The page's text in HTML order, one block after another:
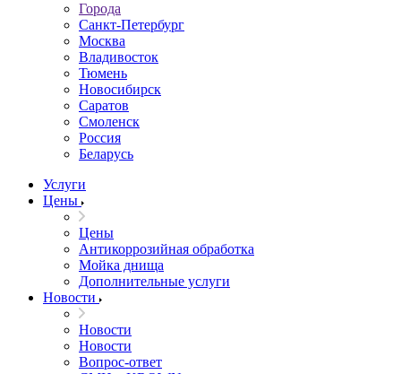
Города
Санкт-Петербург
Москва
Владивосток
Тюмень
Новосибирск
Саратов
Смоленск
Россия
Беларусь
Услуги
Цены
Цены
Антикоррозийная обработка
Мойка днища
Дополнительные услуги
Новости
Новости
Новости
Вопрос-ответ